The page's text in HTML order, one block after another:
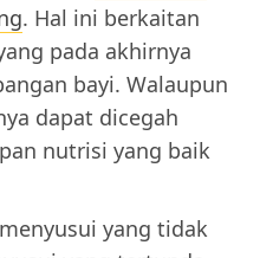
. Hal ini berkaitan
pada akhirnya
bayi. Walaupun
dapat dicegah
nutrisi yang baik
yang tidak